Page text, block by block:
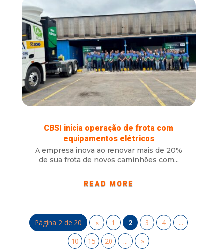
CBSI inicia operação de frota com
equipamentos elétricos
A empresa inova ao renovar mais de 20%
de sua frota de novos caminhões com...
READ MORE
Página 2 de 20 « 1 2 3 4
...
10
15 20 ... »